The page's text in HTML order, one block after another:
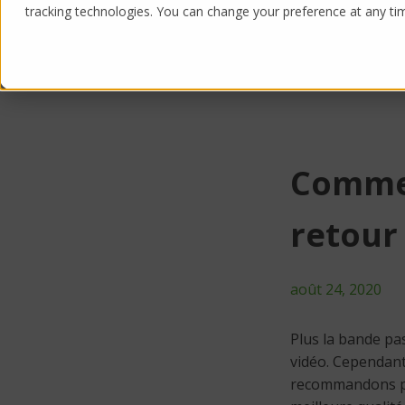
tracking technologies. You can change your preference at any
retour
août 24, 2020
Plus la bande
vidéo.
recommandons